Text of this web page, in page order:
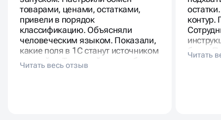
товарами, ценами, остатками,
привели в порядок
классификацию. Объясняли
человеческим языком. Показали,
какие поля в 1С станут источником
для сайта. Тестовый период без
провалов. Менеджеры не тратят
контур.
базы.